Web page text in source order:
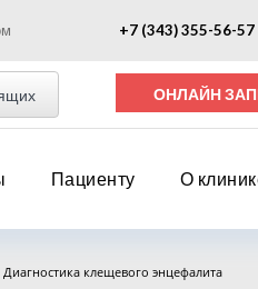
+7 (343) 355-56-57
Пациенту О
Диагностика клещевого энцефалита